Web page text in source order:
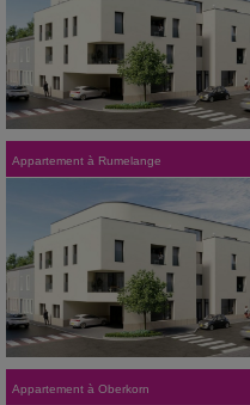
Appartement à Rumelange
Appartement à Oberkorn